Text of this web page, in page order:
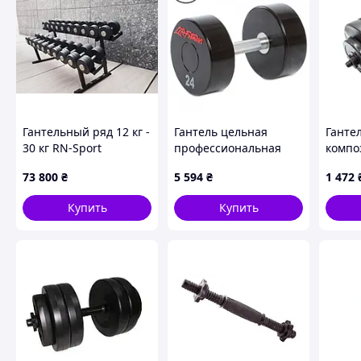
Гантельный ряд 12 кг -
30 кг RN-Sport
73 800 ₴
Купить
Гантель цельная
профессиональная
полиуретановым
покрытием LIFE
FITNESS GA-80081-24, 1
5 594 ₴
Купить
Rock
023
1 472